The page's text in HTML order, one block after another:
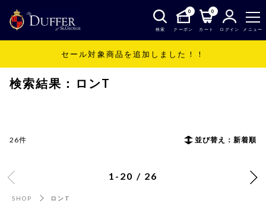
検索
0
クーポン
0
カート ログイン メニュー
セール対象商品を追加しました！！
ロンT
検索結果：ロンT
26件 並び替え：新着順
1-20 / 26
SHOP ロンT